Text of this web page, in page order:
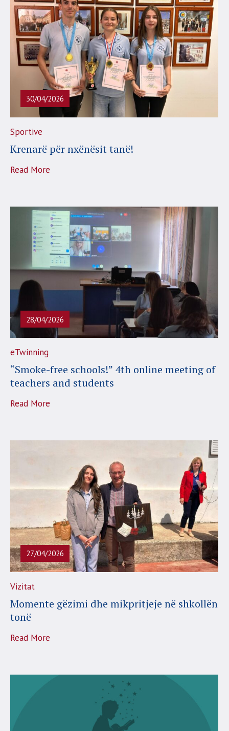
30/04/2026
Sportive
Krenarë për nxënësit tanë!
Read More
28/04/2026
eTwinning
“Smoke-free schools!” 4th online meeting of
teachers and students
Read More
27/04/2026
Vizitat
Momente gëzimi dhe mikpritjeje në shkollën
tonë
Read More